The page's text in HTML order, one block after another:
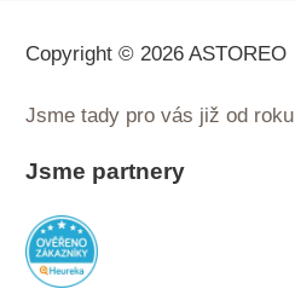
Copyright © 2026 ASTOREO
Jsme tady pro vás již od roku
Jsme partnery